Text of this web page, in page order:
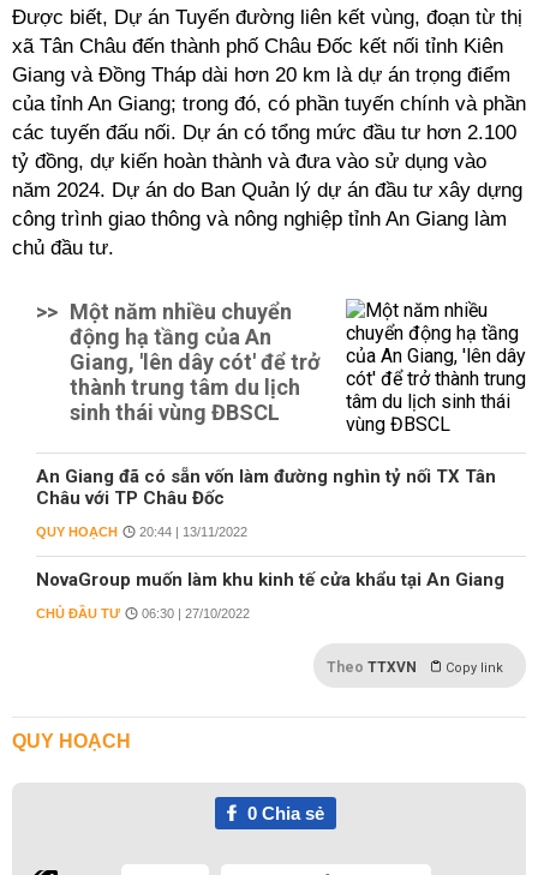
Được biết, Dự án Tuyến đường liên kết vùng, đoạn từ thị
xã Tân Châu đến thành phố Châu Đốc kết nối tỉnh Kiên
Giang và Đồng Tháp dài hơn 20 km là dự án trọng điểm
của tỉnh An Giang; trong đó, có phần tuyến chính và phần
các tuyến đấu nối. Dự án có tổng mức đầu tư hơn 2.100
tỷ đồng, dự kiến hoàn thành và đưa vào sử dụng vào
năm 2024. Dự án do Ban Quản lý dự án đầu tư xây dựng
công trình giao thông và nông nghiệp tỉnh An Giang làm
chủ đầu tư.
>> Một năm nhiều chuyển
động hạ tầng của An
Giang, 'lên dây cót' để trở
thành trung tâm du lịch
sinh thái vùng ĐBSCL
An Giang đã có sẵn vốn làm đường nghìn tỷ nối TX Tân
Châu với TP Châu Đốc
QUY HOẠCH 20:44 | 13/11/2022
NovaGroup muốn làm khu kinh tế cửa khẩu tại An Giang
CHỦ ĐẦU TƯ 06:30 | 27/10/2022
Theo TTXVN Copy link
QUY HOẠCH
0Chia sẻ